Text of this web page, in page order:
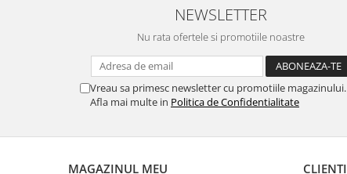
NEWSLETTER
Nu rata ofertele si promotiile noastre
Vreau sa primesc newsletter cu promotiile magazinului.
Afla mai multe in Politica de Confidentialitate
MAGAZINUL MEU CLIENTI